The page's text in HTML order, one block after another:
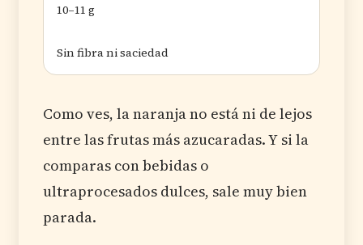
10–11 g
Sin fibra ni saciedad
Como ves, la naranja no está ni de lejos
entre las frutas más azucaradas. Y si la
comparas con bebidas o
ultraprocesados dulces, sale muy bien
parada.